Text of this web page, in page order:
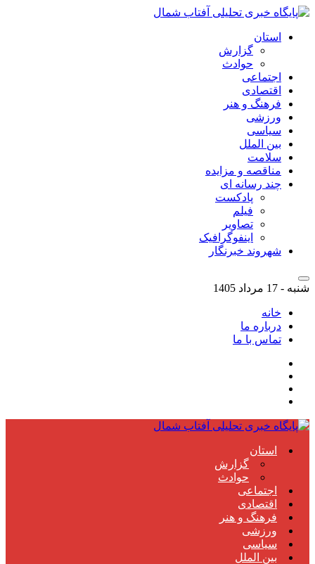
استان
گزارش
حوادث
اجتماعی
اقتصادی
فرهنگ و هنر
ورزشی
سیاسی
بین الملل
سلامت
مناقصه و مزایده
چند رسانه ای
پادکست
فیلم
تصاویر
اینفوگرافیک
شهروند خبرنگار
شنبه - 17 مرداد 1405
خانه
درباره ما
تماس با ما
استان
گزارش
حوادث
اجتماعی
اقتصادی
فرهنگ و هنر
ورزشی
سیاسی
بین الملل